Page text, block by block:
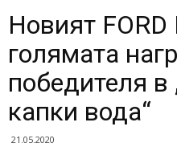
Новият FORD
голямата
победителя в
капки вода“
21.05.2020